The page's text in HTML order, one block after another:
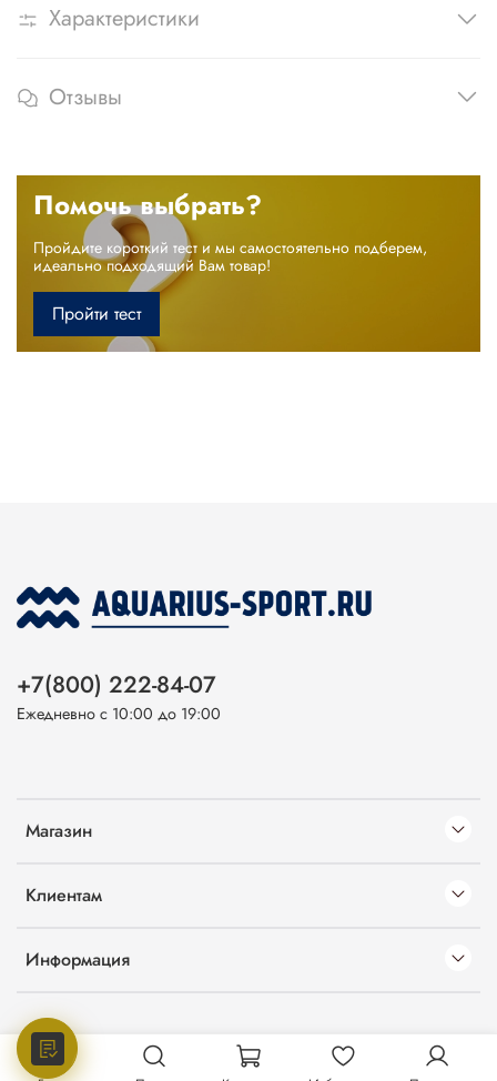
Характеристики
Отзывы
Помочь выбрать?
Пройдите короткий тест и мы самостоятельно подберем,
идеально подходящий Вам товар!
Пройти тест
Магазин
Клиентам
Информация
+7(800) 222-84-07
Ежедневно с 10:00 до 19:00